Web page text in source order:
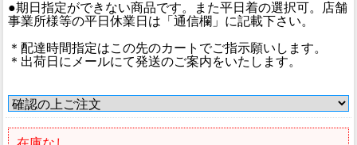
●期日指定ができない商品です。また平日着の選択可。店舗
事業所様等の平日休業日は「通信欄」に記載下さい。
＊配達時間指定はこの先のカートでご指示願いします。
＊出荷日にメールにて発送のご案内をいたします。